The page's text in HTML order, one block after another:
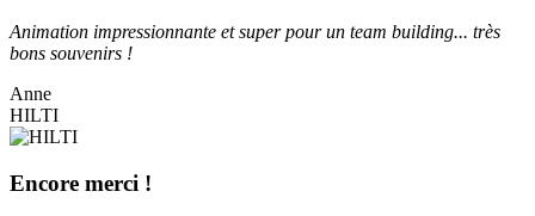
Animation impressionnante et super pour un team building... très
bons souvenirs !
Anne
HILTI
Encore merci !